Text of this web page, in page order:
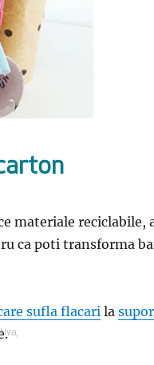
materiale
ca poti transforma
sufla flacarila
,